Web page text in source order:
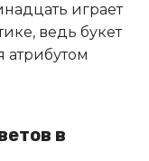
играет
ведь букет
атрибутом
в